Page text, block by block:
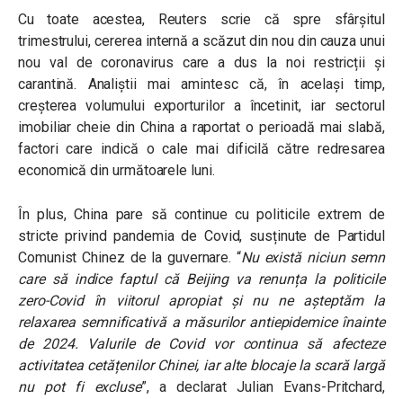
Cu toate acestea, Reuters scrie că spre sfârșitul
trimestrului, cererea internă a scăzut din nou din cauza unui
nou val de coronavirus care a dus la noi restricții și
carantină. Analiștii mai amintesc că, în același timp,
creșterea volumului exporturilor a încetinit, iar sectorul
imobiliar cheie din China a raportat o perioadă mai slabă,
factori care indică o cale mai dificilă către redresarea
economică din următoarele luni.
În plus, China pare să continue cu politicile extrem de
stricte privind pandemia de Covid, susținute de Partidul
Comunist Chinez de la guvernare. “Nu există niciun semn
care să indice faptul că Beijing va renunța la politicile
zero-Covid în viitorul apropiat și nu ne așteptăm la
relaxarea semnificativă a măsurilor antiepidemice înainte
de 2024. Valurile de Covid vor continua să afecteze
activitatea cetățenilor Chinei, iar alte blocaje la scară largă
nu pot fi excluse”, a declarat Julian Evans-Pritchard,